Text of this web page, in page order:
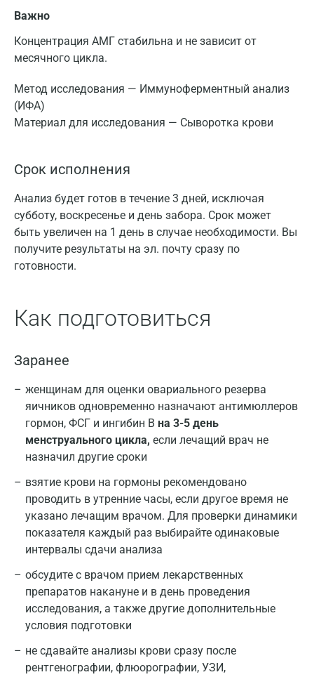
Важно
Концентрация АМГ стабильна и не зависит от
месячного цикла.
Метод исследования — Иммуноферментный анализ
(ИФА)
Материал для исследования — Сыворотка крови
Срок исполнения
Анализ будет готов в течение 3 дней, исключая
субботу, воскресенье и день забора. Срок может
быть увеличен на 1 день в случае необходимости. Вы
получите результаты на эл. почту сразу по
готовности.
Как подготовиться
Заранее
женщинам для оценки овариального резерва
яичников одновременно назначают антимюллеров
гормон, ФСГ и ингибин B на 3-5 день
менструального цикла, если лечащий врач не
назначил другие сроки
взятие крови на гормоны рекомендовано
проводить в утренние часы, если другое время не
указано лечащим врачом. Для проверки динамики
показателя каждый раз выбирайте одинаковые
интервалы сдачи анализа
обсудите с врачом прием лекарственных
препаратов накануне и в день проведения
исследования, а также другие дополнительные
условия подготовки
не сдавайте анализы крови сразу после
рентгенографии, флюорографии, УЗИ,